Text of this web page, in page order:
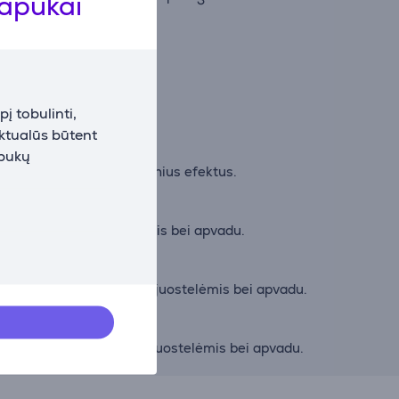
tobulinti,
būtent
ir megztinių.
ir kurti dekoratyvinius efektus.
elastinėmis juostelėmis bei apvadu.
su elastinėmis juostelėmis bei apvadu.
su elastinėmis juostelėmis bei apvadu.